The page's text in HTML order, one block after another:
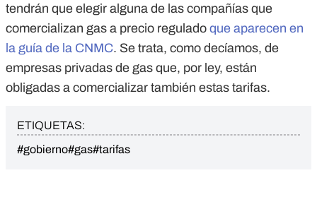
tendrán que elegir alguna de las compañías que
comercializan gas a precio regulado que aparecen en
la guía de la CNMC. Se trata, como decíamos, de
empresas privadas de gas que, por ley, están
obligadas a comercializar también estas tarifas.
ETIQUETAS:
#gobierno#gas#tarifas